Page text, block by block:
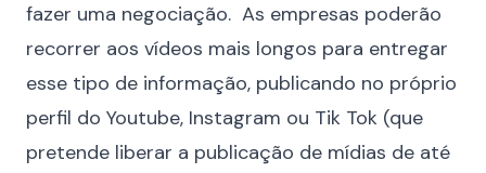
fazer uma negociação. As empresas poderão
recorrer aos vídeos mais longos para entregar
esse tipo de informação, publicando no próprio
perfil do Youtube, Instagram ou Tik Tok (que
pretende liberar a publicação de mídias de até